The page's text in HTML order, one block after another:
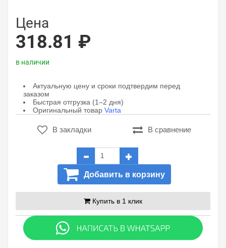
Цена
318.81 ₽
в наличии
Актуальную цену и сроки подтвердим перед
заказом
Быстрая отгрузка (1–2 дня)
Оригинальный товар Varta
В закладки В сравнение
Добавить в корзину
Купить в 1 клик